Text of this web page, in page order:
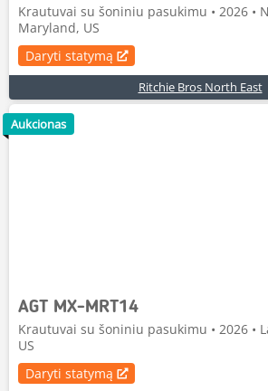
Krautuvai su šoniniu pasukimu • 2026 •
Maryland, US
Daryti statymą
Ritchie Bros North East
AGT MX-MRT14
Krautuvai su šoniniu pasukimu • 2026 •
US
Daryti statymą
Aukcionas